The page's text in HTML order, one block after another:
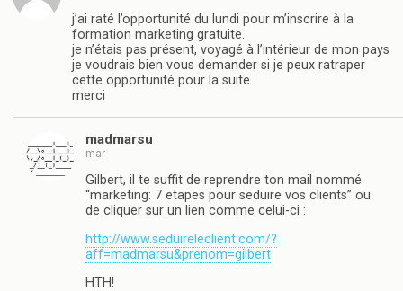
j’ai raté l’opportunité du lundi pour m’inscrire à la
formation marketing gratuite.
je n’étais pas présent, voyagé à l’intérieur de mon pays
je voudrais bien vous demander si je peux ratraper
cette opportunité pour la suite
merci
madmarsu
mar
Gilbert, il te suffit de reprendre ton mail nommé
“marketing: 7 etapes pour seduire vos clients” ou
de cliquer sur un lien comme celui-ci :
http://www.seduireleclient.com/?
aff=madmarsu&prenom=gilbert
HTH!